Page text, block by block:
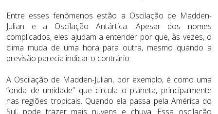
Entre esses fenômenos estão a Oscilação de Madden-
Julian e a Oscilação Antártica. Apesar dos nomes
complicados, eles ajudam a entender por que, às vezes, o
clima muda de uma hora para outra, mesmo quando a
previsão parecia indicar o contrário.
A Oscilação de Madden-Julian, por exemplo, é como uma
“onda de umidade” que circula o planeta, principalmente
nas regiões tropicais. Quando ela passa pela América do
Sul, pode trazer mais nuvens e chuva. Essa oscilação